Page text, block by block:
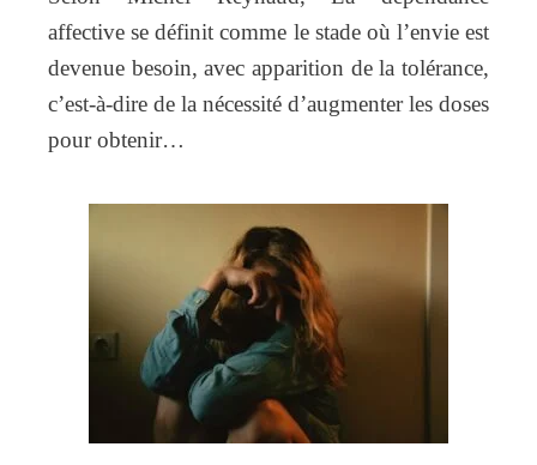
affective se définit comme le stade où l’envie est
devenue besoin, avec apparition de la tolérance,
c’est-à-dire de la nécessité d’augmenter les doses
pour obtenir…